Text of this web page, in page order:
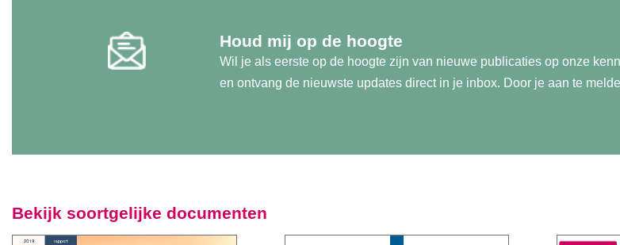
Houd mij op de hoogte
Wil je als eerste op de hoogte zijn van nieuwe publicaties op onze
en ontvang de nieuwste updates direct in je inbox. Door je aan te
Bekijk soortgelijke documenten